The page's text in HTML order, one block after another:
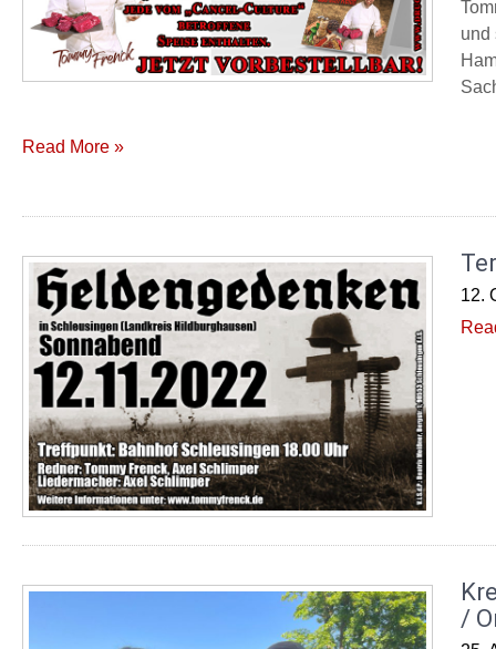
und
Read More »
12.
/